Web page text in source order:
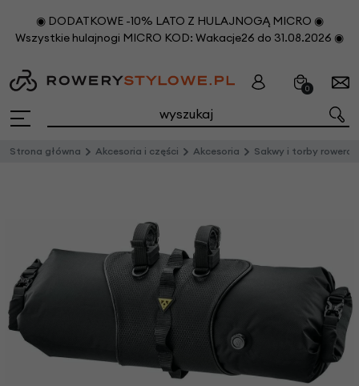
◉ DODATKOWE -10% LATO Z HULAJNOGĄ MICRO ◉
Wszystkie hulajnogi MICRO KOD: Wakacje26 do 31.08.2026 ◉
0
Strona główna Akcesoria i części Akcesoria Sakwy i torby